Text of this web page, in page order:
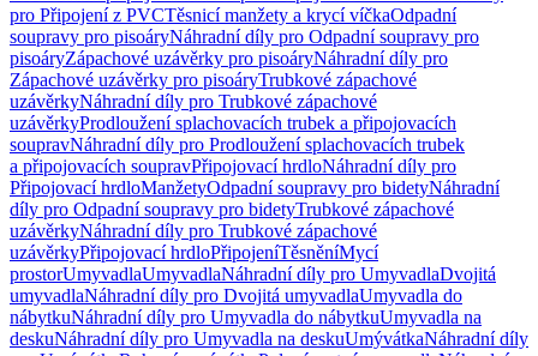
pro Připojení z PVCTěsnicí manžety a krycí víčkaOdpadní
soupravy pro pisoáryNáhradní díly pro Odpadní soupravy pro
pisoáryZápachové uzávěrky pro pisoáryNáhradní díly pro
Zápachové uzávěrky pro pisoáryTrubkové zápachové
uzávěrkyNáhradní díly pro Trubkové zápachové
uzávěrkyProdloužení splachovacích trubek a připojovacích
soupravNáhradní díly pro Prodloužení splachovacích trubek
a připojovacích soupravPřipojovací hrdloNáhradní díly pro
Připojovací hrdloManžetyOdpadní soupravy pro bidetyNáhradní
díly pro Odpadní soupravy pro bidetyTrubkové zápachové
uzávěrkyNáhradní díly pro Trubkové zápachové
uzávěrkyPřipojovací hrdloPřipojeníTěsněníMycí
prostorUmyvadlaUmyvadlaNáhradní díly pro UmyvadlaDvojitá
umyvadlaNáhradní díly pro Dvojitá umyvadlaUmyvadla do
nábytkuNáhradní díly pro Umyvadla do nábytkuUmyvadla na
deskuNáhradní díly pro Umyvadla na deskuUmývátkaNáhradní díly